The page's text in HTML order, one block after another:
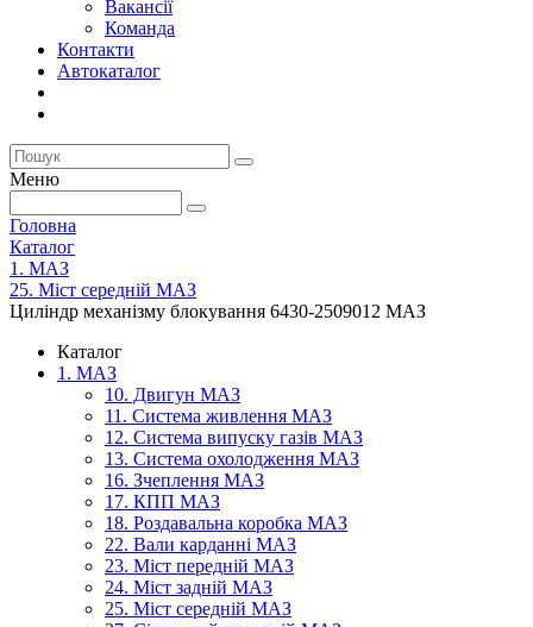
Вакансії
Команда
Контакти
Автокаталог
Меню
Головна
Каталог
1. МАЗ
25. Міст середній МАЗ
Циліндр механізму блокування 6430-2509012 МАЗ
Каталог
1. МАЗ
10. Двигун МАЗ
11. Система живлення МАЗ
12. Система випуску газів МАЗ
13. Система охолодження МАЗ
16. Зчеплення МАЗ
17. КПП МАЗ
18. Роздавальна коробка МАЗ
22. Вали карданні МАЗ
23. Міст передній МАЗ
24. Міст задній МАЗ
25. Міст середній МАЗ